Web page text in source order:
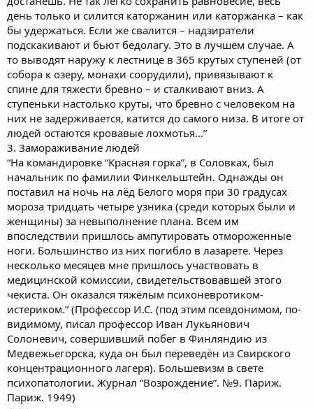
день только и силится каторжанин или каторжанка – как
бы удержаться. Если же свалится – надзиратели
подскакивают и бьют бедолагу. Это в лучшем случае. А
то выводят наружу к лестнице в 365 крутых ступеней (от
собора к озеру, монахи соорудили), привязывают к
спине для тяжести бревно – и сталкивают вниз. А
ступеньки настолько круты, что бревно с человеком на
них не задерживается, катится до самого низа. В итоге от
людей остаются кровавые лохмотья…”
3. Замораживание людей
“На командировке “Красная горка”, в Соловках, был
начальник по фамилии Финкельштейн. Однажды он
поставил на ночь на лёд Белого моря при 30 градусах
мороза тридцать четыре узника (среди которых были и
женщины) за невыполнение плана. Всем им
впоследствии пришлось ампутировать отмороженные
ноги. Большинство из них погибло в лазарете. Через
несколько месяцев мне пришлось участвовать в
медицинской комиссии, свидетельствовавшей этого
чекиста. Он оказался тяжёлым психоневротиком-
истериком.” (Профессор И.С. (под этим псевдонимом, по-
видимому, писал профессор Иван Лукьянович
Солоневич, совершивший побег в Финляндию из
Медвежьегорска, куда он был переведён из Свирского
концентрационного лагеря). Большевизм в свете
психопатологии. Журнал “Возрождение”. №9. Париж.
Париж. 1949)